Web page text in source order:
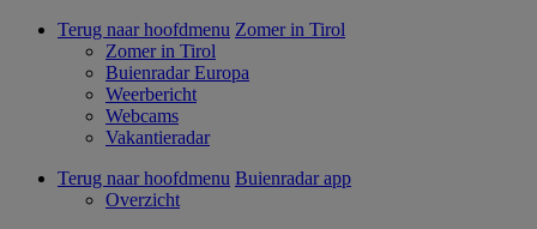
Terug naar hoofdmenu Zomer in Tirol
Zomer in Tirol
Buienradar Europa
Weerbericht
Webcams
Vakantieradar
Terug naar hoofdmenu Buienradar app
Overzicht